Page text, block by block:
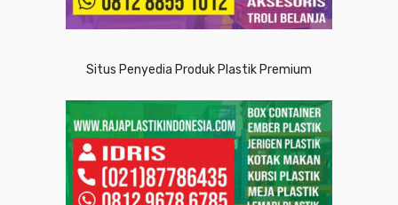
Situs Penyedia Produk Plastik Premium